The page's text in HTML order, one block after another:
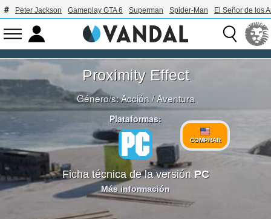
Peter Jackson Gameplay GTA 6 Superman Spider-Man El Señor de los
Proximity Effect
Género/s:Acción/Aventura
Plataformas:
COMPRAR
Ficha técnica de la versión PC
Más información